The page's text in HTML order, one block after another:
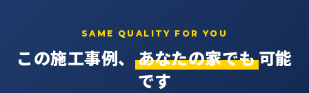
SAME QUALITY FOR YOU
この施工事例、 あなたの家でも可能
です